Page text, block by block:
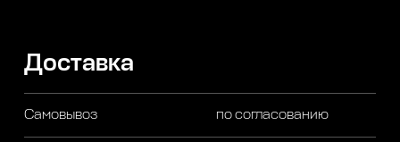
Доставка
Самовывоз по согласованию